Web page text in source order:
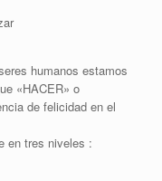
humanos estamos
«HACER» o
de felicidad en el
en tres niveles :